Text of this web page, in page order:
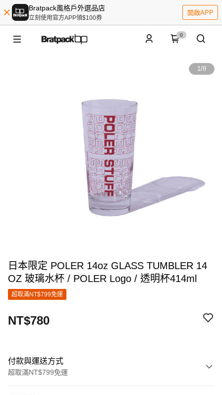
Bratpack風格戶外選品店
立刻使用官方APP領$100券
開啟APP
0
1/8
日本限定 POLER 14oz GLASS TUMBLER 14
OZ 玻璃水杯 / POLER Logo / 透明杯414ml
超取滿NT$799免運
NT$780
付款與運送方式
超取滿NT$799免運